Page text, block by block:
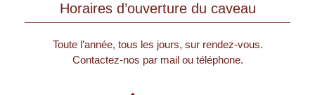
Horaires d’ouverture du caveau
Toute l’année, tous les jours, sur rendez-vous.
Contactez-nos par mail ou téléphone.